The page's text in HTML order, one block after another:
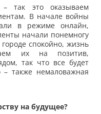
так это оказываем
В начале войны
в режиме онлайн,
начали понемногу
спокойно, жизнь
их на позитив,
так что все будет
– также немаловажная
на будущее?